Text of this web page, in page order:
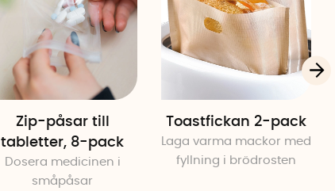
Zip-påsar till
tabletter, 8-pack
Dosera medicinen i
småpåsar
Toastfickan 2-pack
Laga varma mackor med
fyllning i brödrosten